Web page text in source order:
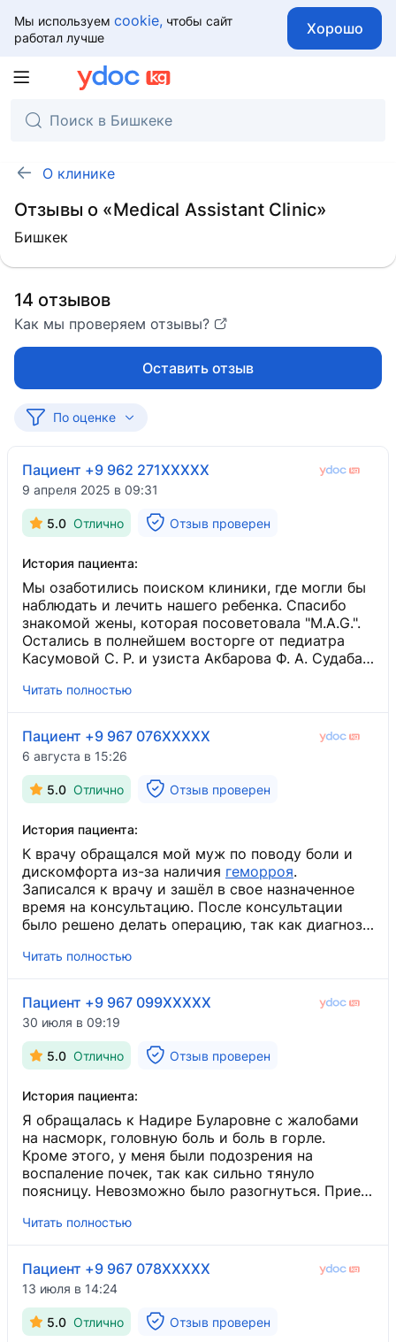
Мы используем cookie, чтобы сайт
работал лучше
Хорошо
О клинике
Отзывы о «Medical Assistant Clinic»
Бишкек
14 отзывов
Как мы проверяем отзывы?
Оставить отзыв
По оценке
Пациент +9 962 271XXXXX
9 апреля 2025 в 09:31
5.0 Отлично Отзыв проверен
История пациента:
Мы озаботились поиском клиники, где могли бы
наблюдать и лечить нашего ребенка. Спасибо
знакомой жены, которая посоветовала "M.A.G.".
Остались в полнейшем восторге от педиатра
Касумовой С. Р. и узиста Акбарова Ф. А. Судаба
внимательна и бережна, а Фарход
подходом и очень подробным заключением.
Нравится, что на приёмах всё без спешки и
очень комфортно. В самой клинике тоже всё
хорошо организовано, соблюдается чистота,
находиться там очень удобно. Да и сотрудники
вопросы. Уверены, что с "M.A.G." все проблемы
ребенка мы успешно решим.
Читать полностью
Пациент +9 967 076XXXXX
6 августа в 15:26
5.0 Отлично Отзыв проверен
История пациента:
К врачу обращался мой муж по поводу боли и
дискомфорта из-за наличия геморроя​.
Записался к врачу и зашёл в свое назначенное
время на консультацию. После консультации
было решено делать операцию, так как диагноз
стадии». Доктор объяснил все последствия,
восстановительный период после операции.
Назначили день операции и анализы. Операцию
провели в клинике «Medical Assistant Clinic», где
принимает доктор. Подготовка и отношение к
пациенту очень вежливое и приятное. Сама
выписали домой. Доктор перед выпиской
расписал рекомендации по уходу и в целом
восстановительный период на русском и на
кыргызском языке. Написал свой номер
телефона, чтобы в случае чего сразу же звонили
ему. В целом муж доволен результатом,
Читать полностью
Пациент +9 967 099XXXXX
30 июля в 09:19
5.0 Отлично Отзыв проверен
История пациента:
Я обращалась к Надире Буларовне с жалобами
на насморк, головную боль и боль в горле.
Кроме этого, у меня были подозрения на
воспаление почек, так как сильно тянуло
поясницу. Невозможно было разогнуться. Прием
провела полное обследование, назначила только
было не приходить повторно на прием, а
направить врачу на [...], что очень хорошо
экономит и деньги и время. Также понравилось,
что врач не назначила дорогостоящих лекарств
и не стала заранее ставить угрожающих
Читать полностью
Пациент +9 967 078XXXXX
13 июля в 14:24
5.0 Отлично Отзыв проверен